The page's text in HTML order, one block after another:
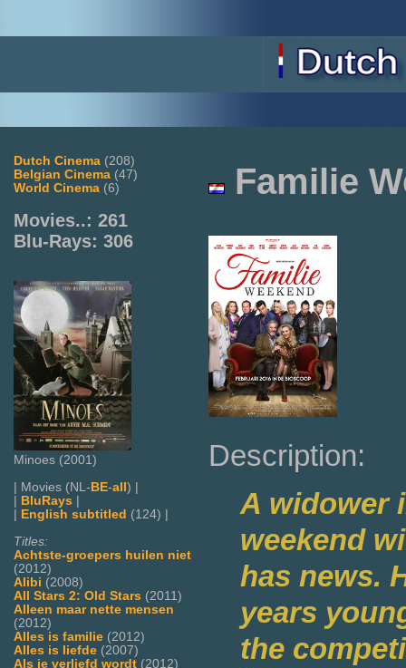
Dutch Cinema (208)
Belgian Cinema (47)
World Cinema (6)
Movies..: 261
Blu-Rays: 306
Minoes (2001)
| Movies (NL-BE-all) |
| BluRays |
| English subtitled (124) |
Titles:
Achtste-groepers huilen niet
(2012)
Alibi (2008)
All Stars 2: Old Stars (2011)
Alleen maar nette mensen
(2012)
Alles is familie (2012)
Alles is liefde (2007)
Als je verliefd wordt (2012)
Familie
Description:
A widower
weekend
has news.
years
the